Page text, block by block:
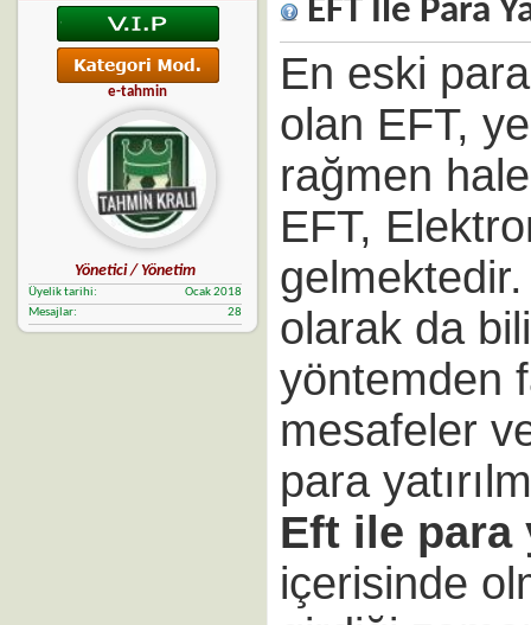
e-tahmin
Yönetici / Yönetim
Üyelik tarihi
Ocak 2018
Mesajlar
28
EFT İle Para
En eski
olan EFT,
rağmen
EFT,
olarak da
yöntemden
mesafeler
para
Eft ile para
içerisinde